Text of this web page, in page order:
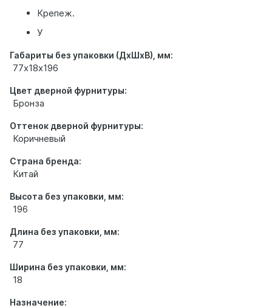
Крепеж.
У
Габариты без упаковки (ДхШхВ), мм:
77х18х196
Цвет дверной фурнитуры:
Бронза
Оттенок дверной фурнитуры:
Коричневый
Страна бренда:
Китай
Высота без упаковки, мм:
196
Длина без упаковки, мм:
77
Ширина без упаковки, мм:
18
Назначение: